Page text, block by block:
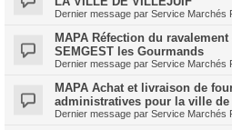
Dernier message par Service Marchés
MAPA Réfection du
SEMGEST les Gourmands
Dernier message par Service Marchés
MAPA Achat et livraison de
administratives pour la ville
Dernier message par Service Marchés